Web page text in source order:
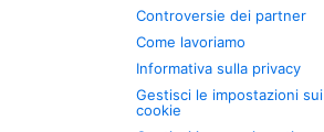
Controversie dei partner
Come lavoriamo
Informativa sulla privacy
Gestisci le impostazioni sui
cookie